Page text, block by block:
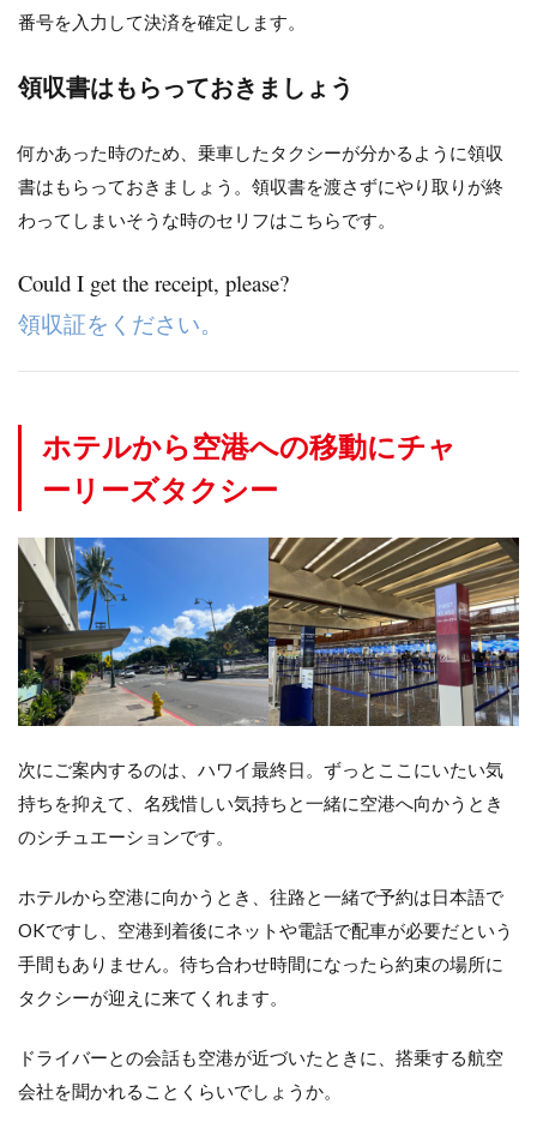
番号を入力して決済を確定します。
領収書はもらっておきましょう
何かあった時のため、乗車したタクシーが分かるように領収
書はもらっておきましょう。領収書を渡さずにやり取りが終
わってしまいそうな時のセリフはこちらです。
Could I get the receipt, please?
領収証をください。
ホテルから空港への移動にチャ
ーリーズタクシー
次にご案内するのは、ハワイ最終日。ずっとここにいたい気
持ちを抑えて、名残惜しい気持ちと一緒に空港へ向かうとき
のシチュエーションです。
ホテルから空港に向かうとき、往路と一緒で予約は日本語で
OKですし、空港到着後にネットや電話で配車が必要だという
手間もありません。待ち合わせ時間になったら約束の場所に
タクシーが迎えに来てくれます。
ドライバーとの会話も空港が近づいたときに、搭乗する航空
会社を聞かれることくらいでしょうか。